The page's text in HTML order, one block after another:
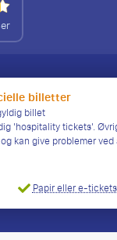
billetter
billet
'hospitality tickets'.
kan give problemer
Papir eller e-tickets